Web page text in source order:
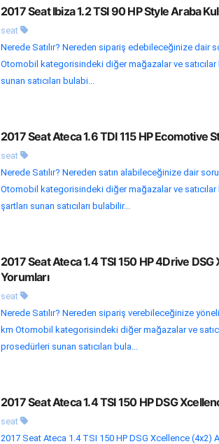
2017 Seat Ibiza 1.2 TSI 90 HP Style Araba
seat
Nerede Satılır? Nereden sipariş edebileceğinize dair
Otomobil kategorisindeki diğer mağazalar ve satıcılar
sunan satıcıları bulabi...
2017 Seat Ateca 1.6 TDI 115 HP Ecomotive
seat
Nerede Satılır? Nereden satın alabileceğinize dair
Otomobil kategorisindeki diğer mağazalar ve
şartları sunan satıcıları bulabilir...
2017 Seat Ateca 1.4 TSI 150 HP 4Drive
Yorumları
seat
Nerede Satılır? Nereden sipariş verebileceğinize
km Otomobil kategorisindeki diğer mağazalar ve
prosedürleri sunan satıcıları bula...
2017 Seat Ateca 1.4 TSI 150 HP DSG
seat
2017 Seat Ateca 1.4 TSI 150 HP DSG Xcellence